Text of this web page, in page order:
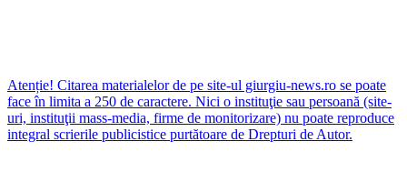
Atenție! Citarea materialelor de pe site-ul giurgiu-news.ro se poate
face în limita a 250 de caractere. Nici o instituţie sau persoană (site-
uri, instituţii mass-media, firme de monitorizare) nu poate reproduce
integral scrierile publicistice purtătoare de Drepturi de Autor.